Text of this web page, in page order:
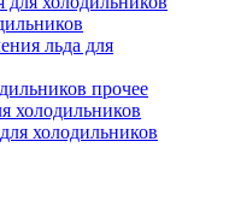
льда для
прочее
холодильников
холодильников